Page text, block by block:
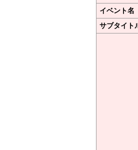
イベント名
サブタイト